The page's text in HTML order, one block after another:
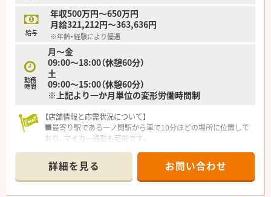
給与
年収500万円～650万円
月給321,212円～363,636円
※年齢・経験により優遇
勤務
時間
月〜金
09:00〜18:00（休憩60分）
土
09:00〜15:00（休憩60分）
※上記より一か月単位の変形労働時間制
【店舗情報と応需状況について】
■最寄り駅である一ノ関駅から車で10分ほどの場所に位置して
おり、マイカー通勤も可能です。
から幅広く応需しています。
■薬剤師は常勤と非常勤を合わせて5名体制で、事務スタッフも
4名在籍し協力しています。
詳細を見る お問い合わせ